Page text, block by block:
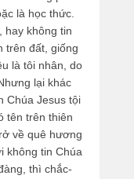
là học thức.
hay không tin
trên đất, giống
là tôi nhân, do
lại khác
Chúa Jesus tội
tên trên thiên
về quê hương
không tin Chúa
thì chắc-